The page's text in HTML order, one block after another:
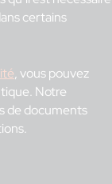
certains
, vous pouvez
Notre
de documents